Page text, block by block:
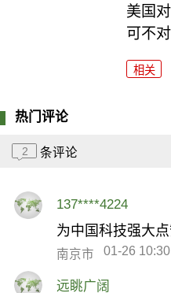
美国
可不
相关
热门评论
2 条评论
137****4224
为中国科技强大点
南京市 01-26 10:30
远眺广阔